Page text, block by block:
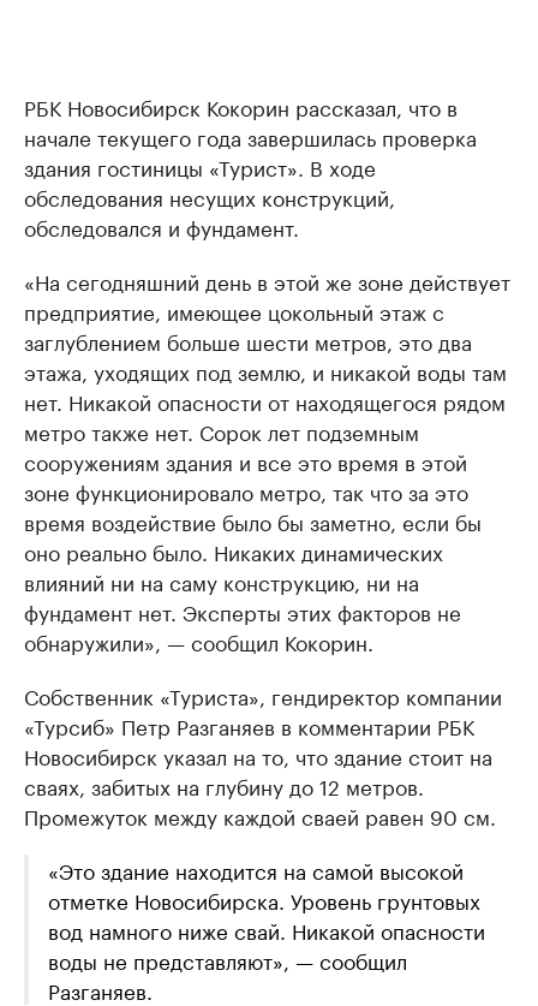
РБК Новосибирск Кокорин рассказал, что в
начале текущего года завершилась проверка
здания гостиницы «Турист». В ходе
обследования несущих конструкций,
обследовался и фундамент.
«На сегодняшний день в этой же зоне действует
предприятие, имеющее цокольный этаж с
заглублением больше шести метров, это два
этажа, уходящих под землю, и никакой воды там
нет. Никакой опасности от находящегося рядом
метро также нет. Сорок лет подземным
сооружениям здания и все это время в этой
зоне функционировало метро, так что за это
время воздействие было бы заметно, если бы
оно реально было. Никаких динамических
влияний ни на саму конструкцию, ни на
фундамент нет. Эксперты этих факторов не
обнаружили», — сообщил Кокорин.
Собственник «Туриста», гендиректор компании
«Турсиб» Петр Разганяев в комментарии РБК
Новосибирск указал на то, что здание стоит на
сваях, забитых на глубину до 12 метров.
Промежуток между каждой сваей равен 90 см.
«Это здание находится на самой высокой
отметке Новосибирска. Уровень грунтовых
вод намного ниже свай. Никакой опасности
воды не представляют», — сообщил
Разганяев.